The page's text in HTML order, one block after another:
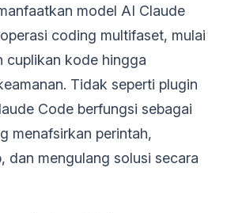
model AI Claude
coding multifaset, mulai
cuplikan kode hingga
Tidak seperti plugin
Code berfungsi sebagai
menafsirkan perintah,
dan mengulang solusi secara